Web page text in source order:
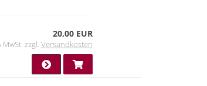
20,00 EUR
MwSt. zzgl. Versandkosten